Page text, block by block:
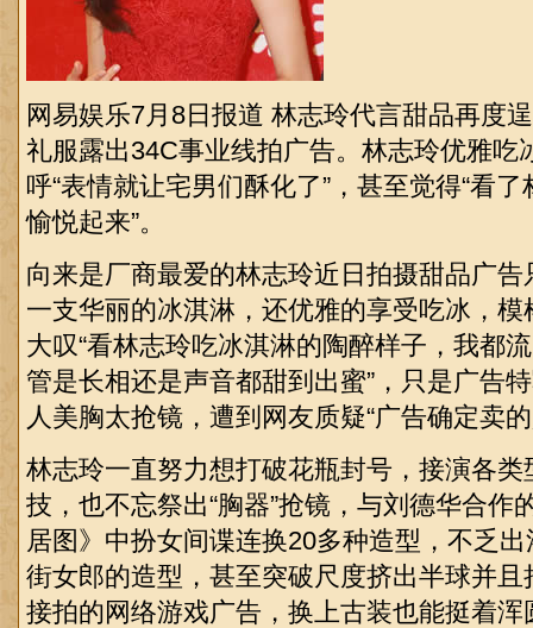
网易娱乐7月8日报道 林志玲代言甜品再度
礼服露出34C事业线拍广告。林志玲优雅吃
呼“表情就让宅男们酥化了”，甚至觉得“看
愉悦起来”。
向来是厂商最爱的林志玲近日拍摄甜品广
一支华丽的冰淇淋，还优雅的享受吃冰，
大叹“看林志玲吃冰淇淋的陶醉样子，我都
管是长相还是声音都甜到出蜜”，只是广告
人美胸太抢镜，遭到网友质疑“广告确定卖
林志玲一直努力想打破花瓶封号，接演各
技，也不忘祭出“胸器”抢镜，与刘德华合作
居图》中扮女间谍连换20多种造型，不乏
街女郎的造型，甚至突破尺度挤出半球并
接拍的网络游戏广告，换上古装也能挺着